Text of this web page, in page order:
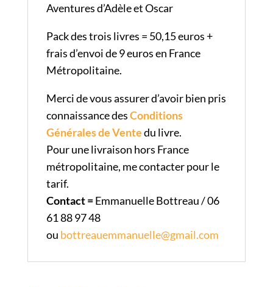
Aventures d’Adèle et Oscar
Pack des trois livres = 50,15 euros +
frais d’envoi de 9 euros en France
Métropolitaine.
Merci de vous assurer d’avoir bien pris
connaissance desConditions
Générales de Ventedu livre.
Pour une livraison hors France
métropolitaine, me contacter pour le
tarif.
Contact =Emmanuelle Bottreau / 06
61 88 97 48
ou bottreauemmanuelle@gmail.com